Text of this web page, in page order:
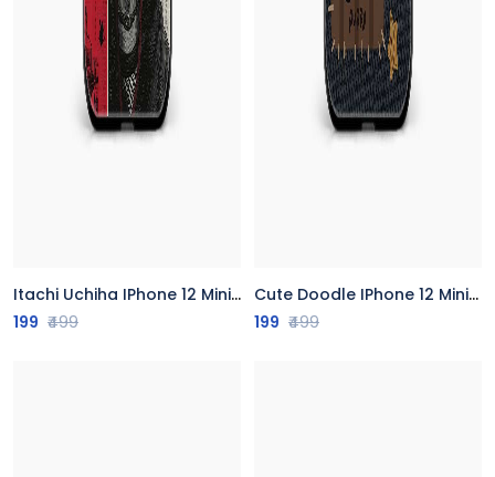
Itachi Uchiha IPhone 12 Mini Back Cover
199 ₹499
Cute Doodle IPhone 12 Mini Back Cover
199 ₹499